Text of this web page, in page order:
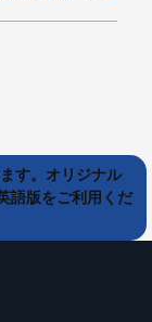
す。オリジナル
語版をご利用くだ